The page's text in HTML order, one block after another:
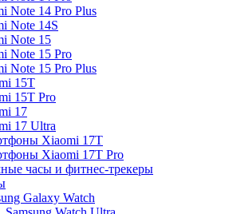
Note 14 Pro Plus
Note 14S
Note 15
Note 15 Pro
Note 15 Pro Plus
15T
15T Pro
17
17 Ultra
Xiaomi 17Т
Xiaomi 17Т Pro
часы и фитнес-трекеры
Galaxy Watch